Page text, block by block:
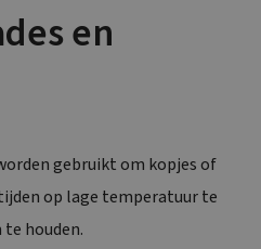
en
gebruikt om kopjes of
op lage temperatuur te
houden.